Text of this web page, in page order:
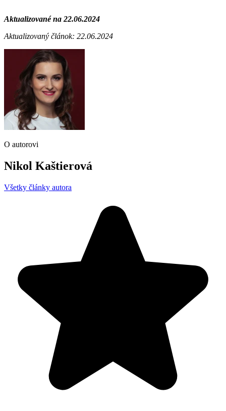
Aktualizované na 22.06.2024
Aktualizovaný článok: 22.06.2024
O autorovi
Nikol Kaštierová
Všetky články autora